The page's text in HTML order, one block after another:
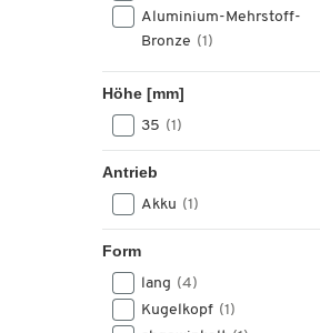
Aluminium-Mehrstoff-
Bronze (1)
Höhe [mm]
35 (1)
Antrieb
Akku (1)
Form
lang (4)
Kugelkopf (1)